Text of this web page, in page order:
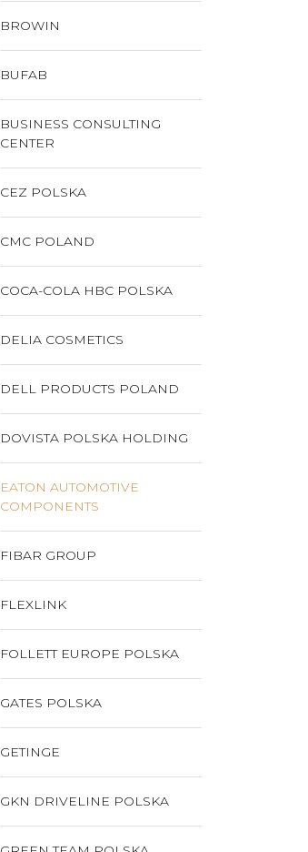
BROWIN
BUFAB
BUSINESS CONSULTING
CENTER
CEZ POLSKA
CMC POLAND
COCA-COLA HBC POLSKA
DELIA COSMETICS
DELL PRODUCTS POLAND
DOVISTA POLSKA HOLDING
EATON AUTOMOTIVE
COMPONENTS
FIBAR GROUP
FLEXLINK
FOLLETT EUROPE POLSKA
GATES POLSKA
GETINGE
GKN DRIVELINE POLSKA